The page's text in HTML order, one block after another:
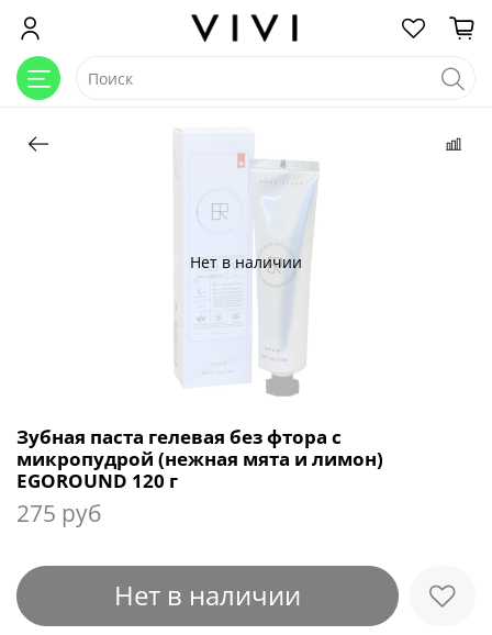
Нет в наличии
Зубная паста гелевая без фтора с
микропудрой (нежная мята и лимон)
EGOROUND 120 г
275 руб
Нет в наличии